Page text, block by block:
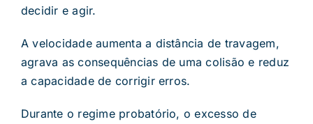
decidir e agir.
A velocidade aumenta a distância de travagem,
agrava as consequências de uma colisão e reduz
a capacidade de corrigir erros.
Durante o regime probatório, o excesso de